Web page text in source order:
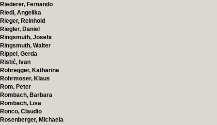
Riederer, Fernando
Riedl, Angelika
Rieger, Reinhold
Riegler, Daniel
Ringsmuth, Josefa
Ringsmuth, Walter
Rippel, Gerda
Ristić, Ivan
Rohregger, Katharina
Rohrmoser, Klaus
Rom, Peter
Rombach, Barbara
Rombach, Lisa
Ronco, Claudio
Rosenberger, Michaela